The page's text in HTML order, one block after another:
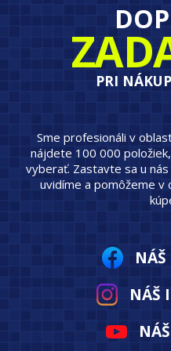
PRI
Sme profesionáli v
nájdete 100 000
vyberať. Zastavte sa u
uvidíme a pomôžeme v
NÁŠ
NÁŠ